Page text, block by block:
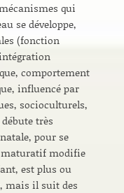
qui
se développe,
(fonction
comportement
influencé par
socioculturels,
très
pour se
maturatif modifie
est plus ou
mais il suit des